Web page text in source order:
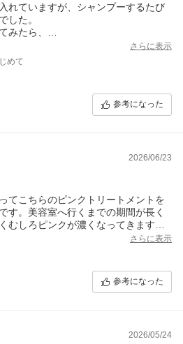
れていますが、シャンプーするたび
した。
みたら、
。
。
さらに表示
めて
参考になった
2026/06/23
てこちらのピンクトリートメントを
す。美容室へ行くまでの期間が長く
むしろピンクが濃くなってきます。
さらに表示
参考になった
2026/05/24